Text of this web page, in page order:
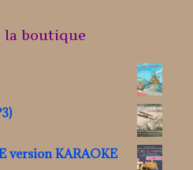
la boutique
version KARAOKE